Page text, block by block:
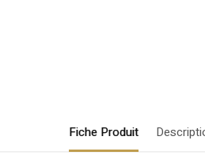
Fiche Produit